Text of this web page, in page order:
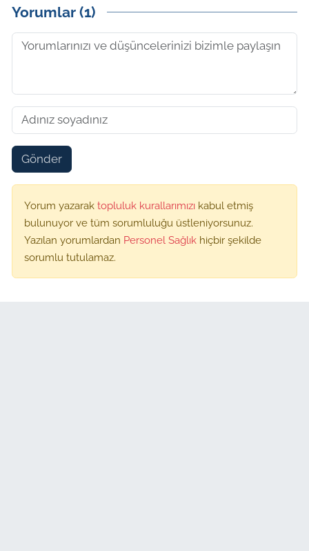
Yorumlar (1)
Gönder
Yorum yazarak topluluk kurallarımızı kabul etmiş
bulunuyor ve tüm sorumluluğu üstleniyorsunuz.
Yazılan yorumlardan Personel Sağlık hiçbir şekilde
sorumlu tutulamaz.